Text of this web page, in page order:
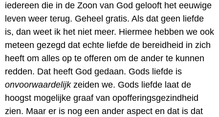
iedereen die in de Zoon van God gelooft het eeuwige
leven weer terug. Geheel gratis. Als dat geen liefde
is, dan weet ik het niet meer. Hiermee hebben we ook
meteen gezegd dat echte liefde de bereidheid in zich
heeft om alles op te offeren om de ander te kunnen
redden. Dat heeft God gedaan. Gods liefde is
onvoorwaardelijkzeiden we. Gods liefde laat de
hoogst mogelijke graaf van opofferingsgezindheid
zien. Maar er is nog een ander aspect en dat is dat